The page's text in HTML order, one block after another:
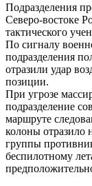
Подразделения
Северо-востоке
тактического
По сигналу
подразделения
отразили удар
позиции.
При угрозе
подразделение
маршруте
колоны отразило
группы
беспилотному